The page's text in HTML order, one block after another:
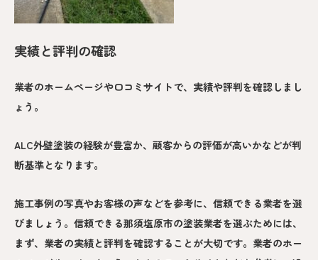
実績と評判の確認
業者のホームページや口コミサイトで、実績や評判を確認しまし
ょう。
ALC外壁塗装の経験が豊富か、顧客からの評価が高いかなどが判
断基準となります。
施工事例の写真やお客様の声などを参考に、信頼できる業者を選
びましょう。信頼できる那須塩原市の塗装業者を選ぶためには、
まず、業者の実績と評判を確認することが大切です。業者のホー